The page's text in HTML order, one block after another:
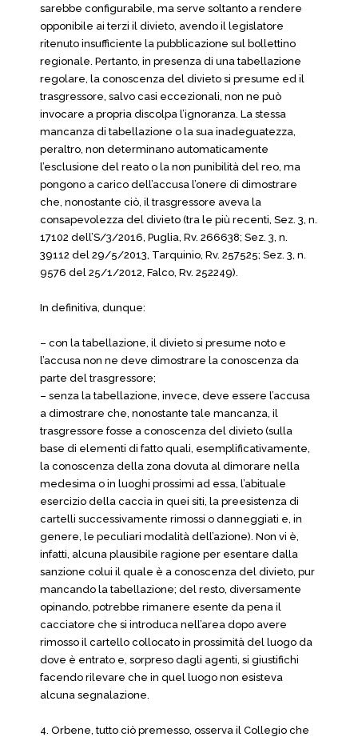
sarebbe configurabile, ma serve soltanto a rendere
opponibile ai terzi il divieto, avendo il legislatore
ritenuto insufficiente la pubblicazione sul bollettino
regionale. Pertanto, in presenza di una tabellazione
regolare, la conoscenza del divieto si presume ed il
trasgressore, salvo casi eccezionali, non ne può
invocare a propria discolpa l’ignoranza. La stessa
mancanza di tabellazione o la sua inadeguatezza,
peraltro, non determinano automaticamente
l’esclusione del reato o la non punibilità del reo, ma
pongono a carico dell’accusa l’onere di dimostrare
che, nonostante ciò, il trasgressore aveva la
consapevolezza del divieto (tra le più recenti, Sez. 3, n.
17102 dell’S/3/2016, Puglia, Rv. 266638; Sez. 3, n.
39112 del 29/5/2013, Tarquinio, Rv. 257525; Sez. 3, n.
9576 del 25/1/2012, Falco, Rv. 252249).
In definitiva, dunque:
– con la tabellazione, il divieto si presume noto e
l’accusa non ne deve dimostrare la conoscenza da
parte del trasgressore;
– senza la tabellazione, invece, deve essere l’accusa
a dimostrare che, nonostante tale mancanza, il
trasgressore fosse a conoscenza del divieto (sulla
base di elementi di fatto quali, esemplificativamente,
la conoscenza della zona dovuta al dimorare nella
medesima o in luoghi prossimi ad essa, l’abituale
esercizio della caccia in quei siti, la preesistenza di
cartelli successivamente rimossi o danneggiati e, in
genere, le peculiari modalità dell’azione). Non vi è,
infatti, alcuna plausibile ragione per esentare dalla
sanzione colui il quale è a conoscenza del divieto, pur
mancando la tabellazione; del resto, diversamente
opinando, potrebbe rimanere esente da pena il
cacciatore che si introduca nell’area dopo avere
rimosso il cartello collocato in prossimità del luogo da
dove è entrato e, sorpreso dagli agenti, si giustifichi
facendo rilevare che in quel luogo non esisteva
alcuna segnalazione.
4. Orbene, tutto ciò premesso, osserva il Collegio che